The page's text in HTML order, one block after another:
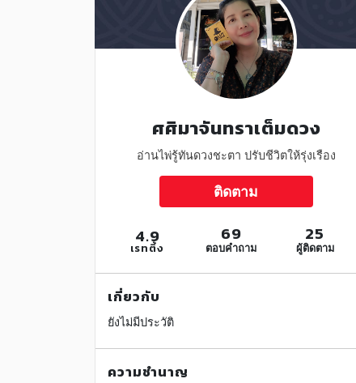
ศศิมาจันทราเต็มดวง
อ่านไพ่รู้ทันดวงชะตา ปรับชีวิตให้รุ่งเรือง
ติดตาม
4.9
เรทติ้ง
69
ตอบคำถาม
25
ผู้ติดตาม
เกี่ยวกับ
ยังไม่มีประวัติ
ความชำนาญ